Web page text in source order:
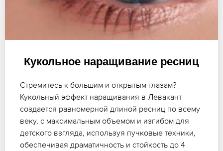
Кукольное наращивание ресниц
Стремитесь к большим и открытым глазам?
Кукольный эффект наращивания в Левакант
создается равномерной длиной ресниц по всему
веку, с максимальным объемом и изгибом для
детского взгляда, используя пучковые техники,
обеспечивая драматичность и стойкость до 4